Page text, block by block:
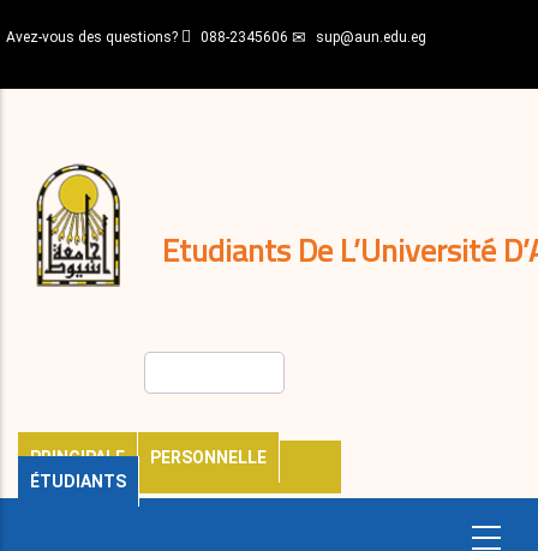
au
principal
Avez-vous des questions? 088-2345606 sup@aun.edu.eg
Etudiants De L’Université
PRINCIPALE
PERSONNELLE
ÉTUDIANTS
décisions
Expatriés
Journal